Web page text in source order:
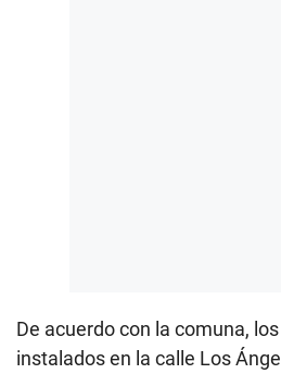
De acuerdo con la comuna,
instalados en la calle Los